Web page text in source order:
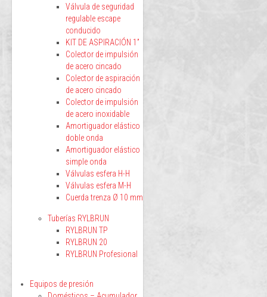
Válvula de seguridad
regulable escape
conducido
KIT DE ASPIRACIÓN 1”
Colector de impulsión
de acero cincado
Colector de aspiración
de acero cincado
Colector de impulsión
de acero inoxidable
Amortiguador elástico
doble onda
Amortiguador elástico
simple onda
Válvulas esfera H-H
Válvulas esfera M-H
Cuerda trenza Ø 10 mm
Tuberías RYLBRUN
RYLBRUN TP
RYLBRUN 20
RYLBRUN Profesional
Equipos de presión